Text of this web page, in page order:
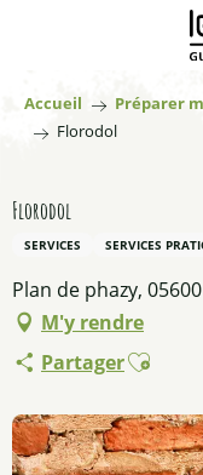
principal
Accueil Préparer
Florodol
Florodol
SERVICES SERVICES
Plan de phazy,
M'y rendre
PartagerAjouter